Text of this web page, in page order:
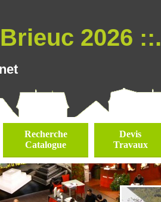
2026 ::.
Recherche
Catalogue
Devis
Travaux